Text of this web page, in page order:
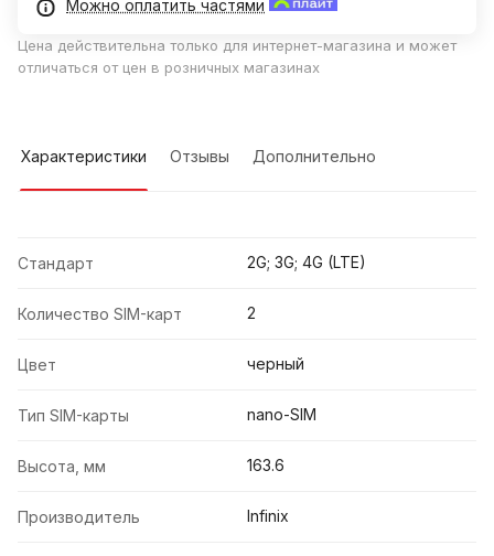
Можно оплатить частями
Цена действительна только для интернет-магазина и может
отличаться от цен в розничных магазинах
Характеристики Отзывы Дополнительно
Стандарт 2G; 3G; 4G (LTE)
Количество SIM-карт 2
Цвет черный
Тип SIM-карты nano-SIM
Высота, мм 163.6
Производитель Infinix